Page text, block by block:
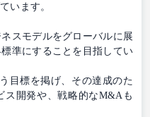
います。
スモデルをグローバルに展
準にすることを目指してい
目標を掲げ、その達成のた
ス開発や、戦略的なM&Aも